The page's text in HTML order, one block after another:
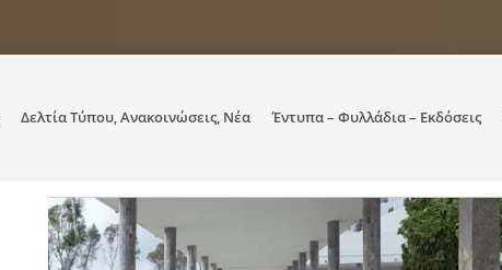
Δελτία Τύπου, Ανακοινώσεις, Νέα Έντυπα – Φυλλάδια – Εκδόσεις